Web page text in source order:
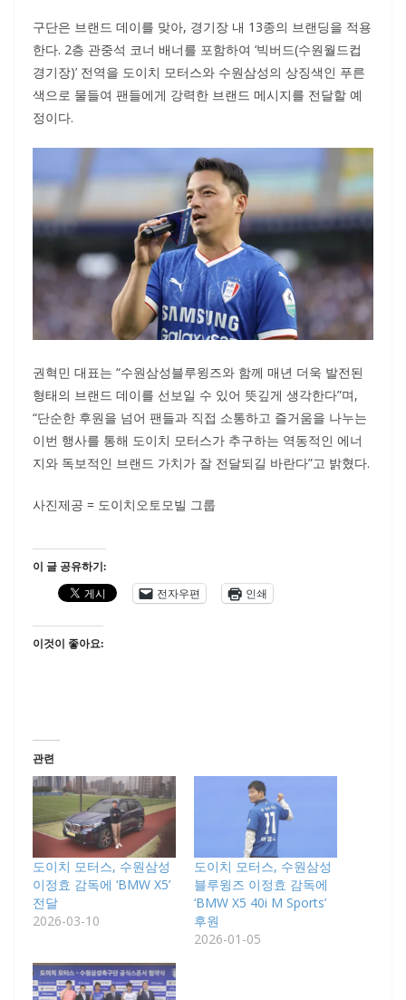
구단은 브랜드 데이를 맞아, 경기장 내 13종의 브랜딩을 적용
한다. 2층 관중석 코너 배너를 포함하여 ‘빅버드(수원월드컵
경기장)’ 전역을 도이치 모터스와 수원삼성의 상징색인 푸른
색으로 물들여 팬들에게 강력한 브랜드 메시지를 전달할 예
정이다.
권혁민 대표는 “수원삼성블루윙즈와 함께 매년 더욱 발전된
형태의 브랜드 데이를 선보일 수 있어 뜻깊게 생각한다”며,
“단순한 후원을 넘어 팬들과 직접 소통하고 즐거움을 나누는
이번 행사를 통해 도이치 모터스가 추구하는 역동적인 에너
지와 독보적인 브랜드 가치가 잘 전달되길 바란다”고 밝혔다.
사진제공 = 도이치오토모빌 그룹
이 글 공유하기:
전자우편
인쇄
이것이 좋아요:
관련
도이치 모터스, 수원삼성
이정효 감독에 ‘BMW X5’
전달
2026-03-10
도이치 모터스, 수원삼성
블루윙즈 이정효 감독에
‘BMW X5 40i M Sports’
후원
2026-01-05